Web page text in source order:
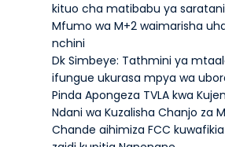
kituo cha matibabu ya saratani
Mfumo wa M+2 waimarisha
nchini
Dk Simbeye: Tathmini ya
ifungue ukurasa mpya wa
Pinda Apongeza TVLA kwa
Ndani wa Kuzalisha Chanjo za
Chande aihimiza FCC